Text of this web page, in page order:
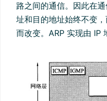
路之间的通信。因此在
址和目的地址始终不变
而改变。ARP 实现由 IP